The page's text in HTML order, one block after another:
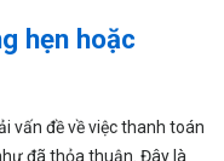
hẹn hoặc
vấn đề về việc thanh toán
đã thỏa thuận. Đây là